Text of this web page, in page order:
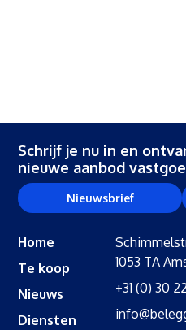
Schrijf je nu in en
nieuwe aanbod
Nieuwsbrief
Home
Te koop
Nieuws
Diensten
1053 TA
+31 (0) 30